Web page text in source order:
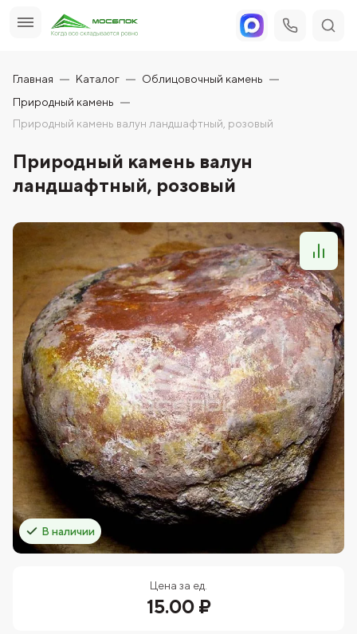
Главная Каталог
Облицовочный камень
Природный камень
Природный камень валун ландшафтный, розовый
Природный камень валун
ландшафтный, розовый
В наличии
Цена за ед.
15.00 ₽